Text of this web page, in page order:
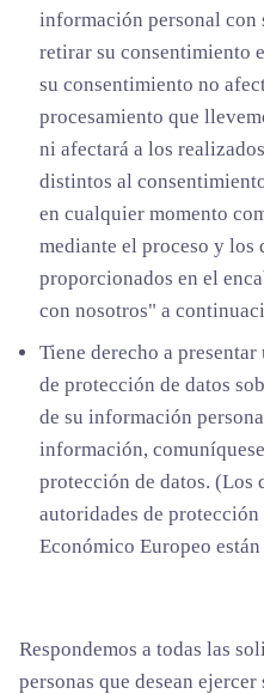
información personal con
retirar su consentimiento
su consentimiento no
procesamiento que
ni afectará a los
distintos al
en cualquier momento
mediante el proceso y los
proporcionados en el
con nosotros" a
Tiene derecho a
de protección de datos
de su información
información,
protección de datos. (Los
autoridades de protección
Económico Europeo
Respondemos a todas las
personas que desean